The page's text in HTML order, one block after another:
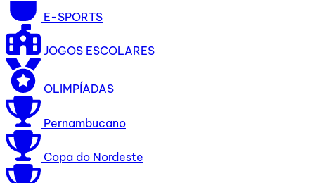
E-SPORTS
JOGOS ESCOLARES
OLIMPÍADAS
Pernambucano
Copa do Nordeste